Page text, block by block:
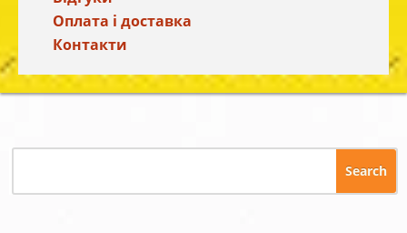
Оплата і доставка
Контакти